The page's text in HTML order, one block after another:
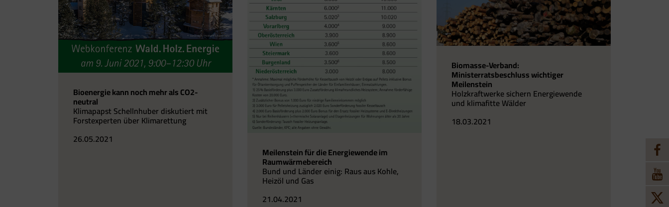
Bioenergie kann noch mehr als CO2-
neutral
Klimapapst Schellnhuber diskutiert mit
Forstexperten über Klimarettung
26.05.2021
Meilenstein für die Energiewende im
Raumwärmebereich
Bund und Länder einig: Raus aus Kohle,
Heizöl und Gas
21.04.2021
Biomasse-Verband:
Ministerratsbeschluss wichtiger
Meilenstein
Holzkraftwerke sichern Energiewende
und klimafitte Wälder
18.03.2021